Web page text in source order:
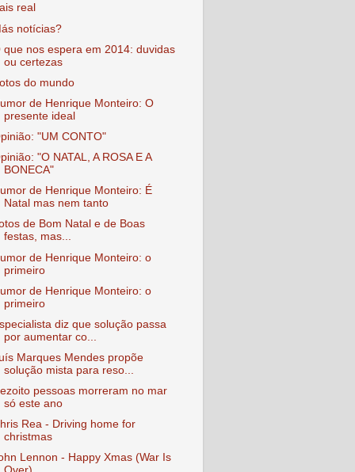
real
notícias?
que nos espera em 2014: duvidas
ou certezas
do mundo
de Henrique Monteiro: O
presente ideal
"UM CONTO"
"O NATAL, A ROSA E A
BONECA"
de Henrique Monteiro: É
Natal mas nem tanto
de Bom Natal e de Boas
festas, mas...
de Henrique Monteiro: o
primeiro
de Henrique Monteiro: o
primeiro
diz que solução passa
por aumentar co...
Marques Mendes propõe
solução mista para reso...
pessoas morreram no mar
só este ano
Rea - Driving home for
christmas
Lennon - Happy Xmas (War Is